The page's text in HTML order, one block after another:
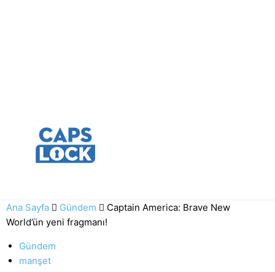
Ana Sayfa Gündem
Captain America: Brave New
World’ün yeni fragmanı!
Gündem
manşet